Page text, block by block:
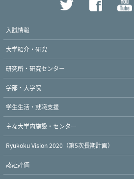
入試情報
大学紹介・研究
研究所・研究センター
学部・大学院
学生生活・就職支援
主な大学内施設・センター
Ryukoku Vision 2020（第5次長期計画）
認証評価